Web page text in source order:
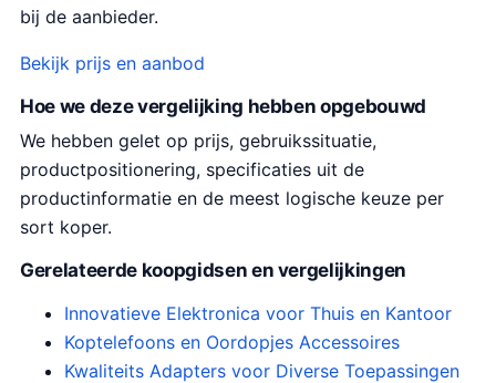
bij de aanbieder.
Bekijk prijs en aanbod
Hoe we deze vergelijking hebben opgebouwd
We hebben gelet op prijs, gebruikssituatie,
productpositionering, specificaties uit de
productinformatie en de meest logische keuze per
sort koper.
Gerelateerde koopgidsen en vergelijkingen
Innovatieve Elektronica voor Thuis en Kantoor
Koptelefoons en Oordopjes Accessoires
Kwaliteits Adapters voor Diverse Toepassingen